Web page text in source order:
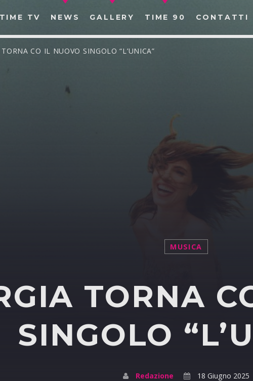
TIME TV NEWS GALLERY TIME 90 CONTATTI
CERCA NEL SITO
CO IL NUOVO SINGOLO “L’UNICA”
MUSICA
TORNA
SINGOLO
Redazione 18 Giugno 2025